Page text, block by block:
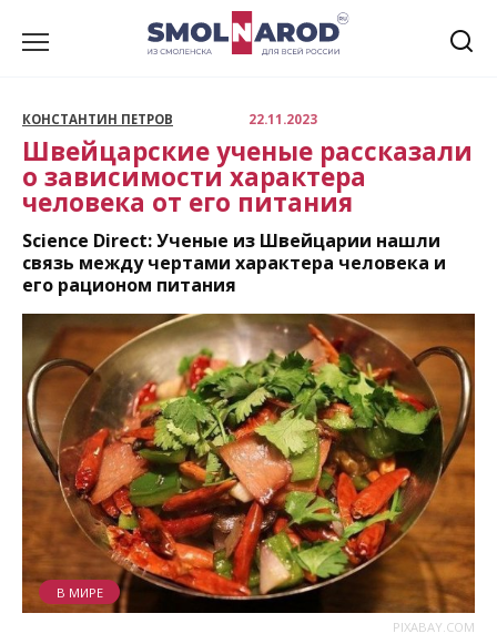
КОНСТАНТИН ПЕТРОВ 22.11.2023
Швейцарские ученые рассказали
о зависимости характера
человека от его питания
Science Direct: Ученые из Швейцарии нашли
связь между чертами характера человека и
его рационом питания
PIXABAY.COM
В МИРЕ